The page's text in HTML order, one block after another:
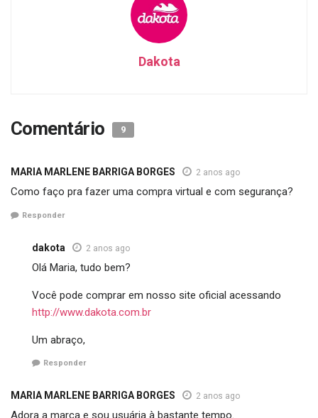
Dakota
Comentário 9
MARIA MARLENE BARRIGA BORGES 2 anos ago
Como faço pra fazer uma compra virtual e com segurança?
Responder
dakota 2 anos ago
Olá Maria, tudo bem?
Você pode comprar em nosso site oficial acessando
http://www.dakota.com.br
Um abraço,
Responder
MARIA MARLENE BARRIGA BORGES 2 anos ago
Adora a marca e sou usuária à bastante tempo.